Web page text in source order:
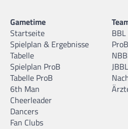
Gametime
Startseite
Spielplan & Ergebnisse
Tabelle
Spielplan ProB
Tabelle ProB
6th Man
Cheerleader
Dancers
Fan Clubs
BBL
ProB
JBBL